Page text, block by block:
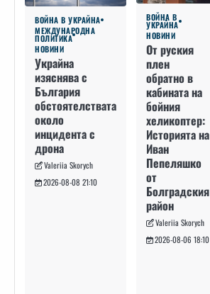
ВОЙНА В УКРАЙНА
МЕЖДУНАРОДНА
ПОЛИТИКА
НОВИНИ
Украйна
изяснява с
България
обстоятелствата
около
инцидента с
дрона
Valeriia Skorych
2026-08-08 21:10
ВОЙНА В
УКРАЙНА
НОВИНИ
От руския
плен
обратно в
кабината на
бойния
хеликоптер:
Историята на
Иван
Пепеляшко
от
Болградския
район
Valeriia Skorych
2026-08-06 18:10